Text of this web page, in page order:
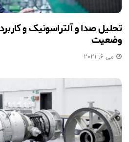
تحلیل صدا و آلتراسونیک و
وضعیت
می 6, 2021